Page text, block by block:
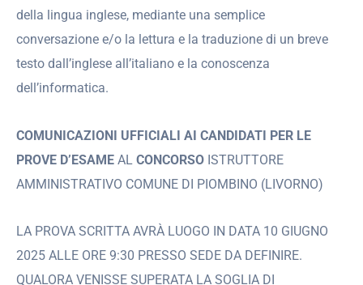
della lingua inglese, mediante una semplice
conversazione e/o la lettura e la traduzione di un breve
testo dall’inglese all’italiano e la conoscenza
dell’informatica.
COMUNICAZIONI UFFICIALI AI CANDIDATI PER LE
PROVE D’ESAME AL CONCORSO ISTRUTTORE
AMMINISTRATIVO COMUNE DI PIOMBINO (LIVORNO)
LA PROVA SCRITTA AVRÀ LUOGO IN DATA 10 GIUGNO
2025 ALLE ORE 9:30 PRESSO SEDE DA DEFINIRE.
QUALORA VENISSE SUPERATA LA SOGLIA DI